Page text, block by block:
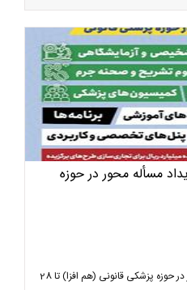
مسأله محور در حوزه
مهلت ثبت نام در رویداد مسأله محور در حوزه پزشکی قانونی (هم افزا) تا 28